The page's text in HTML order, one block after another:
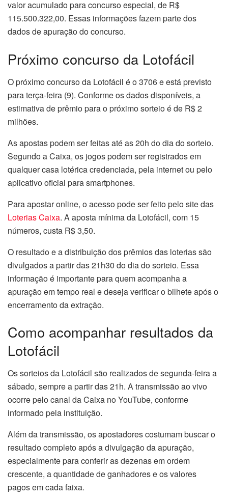
valor acumulado para concurso especial, de R$
115.500.322,00. Essas informações fazem parte dos
dados de apuração do concurso.
Próximo concurso da Lotofácil
O próximo concurso da Lotofácil é o 3706 e está previsto
para terça-feira (9). Conforme os dados disponíveis, a
estimativa de prêmio para o próximo sorteio é de R$ 2
milhões.
As apostas podem ser feitas até as 20h do dia do sorteio.
Segundo a Caixa, os jogos podem ser registrados em
qualquer casa lotérica credenciada, pela internet ou pelo
aplicativo oficial para smartphones.
Para apostar online, o acesso pode ser feito pelo site das
Loterias Caixa. A aposta mínima da Lotofácil, com 15
números, custa R$ 3,50.
O resultado e a distribuição dos prêmios das loterias são
divulgados a partir das 21h30 do dia do sorteio. Essa
informação é importante para quem acompanha a
apuração em tempo real e deseja verificar o bilhete após o
encerramento da extração.
Como acompanhar resultados da
Lotofácil
Os sorteios da Lotofácil são realizados de segunda-feira a
sábado, sempre a partir das 21h. A transmissão ao vivo
ocorre pelo canal da Caixa no YouTube, conforme
informado pela instituição.
Além da transmissão, os apostadores costumam buscar o
resultado completo após a divulgação da apuração,
especialmente para conferir as dezenas em ordem
crescente, a quantidade de ganhadores e os valores
pagos em cada faixa.